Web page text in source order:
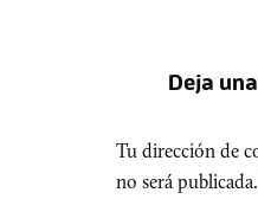
Deja
Tu dirección de
no será publicada.